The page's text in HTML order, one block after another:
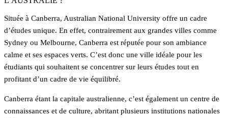
Située à Canberra, Australian National University offre un cadre
d’études unique. En effet, contrairement aux grandes villes comme
Sydney ou Melbourne, Canberra est réputée pour son ambiance
calme et ses espaces verts. C’est donc une ville idéale pour les
étudiants qui souhaitent se concentrer sur leurs études tout en
profitant d’un cadre de vie équilibré.
Canberra étant la capitale australienne, c’est également un centre de
connaissances et de culture, abritant plusieurs institutions nationales